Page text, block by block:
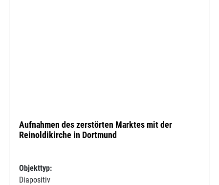
Aufnahmen des zerstörten Marktes mit der
Reinoldikirche in Dortmund
Objekttyp:
Diapositiv